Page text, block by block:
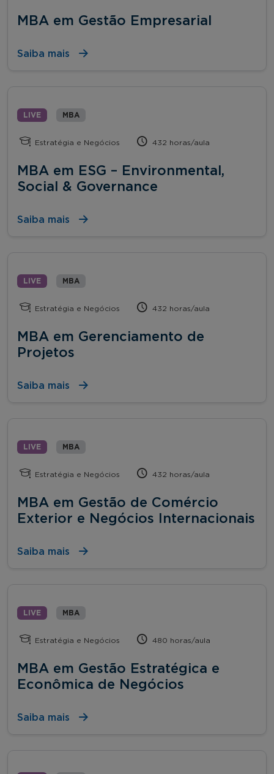
MBA em Gestão Empresarial
Saiba mais
LIVE MBA
Estratégia e Negócios 432 horas/aula
MBA em ESG – Environmental,
Social & Governance
Saiba mais
LIVE MBA
Estratégia e Negócios 432 horas/aula
MBA em Gerenciamento de
Projetos
Saiba mais
LIVE MBA
Estratégia e Negócios 432 horas/aula
MBA em Gestão de Comércio
Exterior e Negócios Internacionais
Saiba mais
LIVE MBA
Estratégia e Negócios 480 horas/aula
MBA em Gestão Estratégica e
Econômica de Negócios
Saiba mais